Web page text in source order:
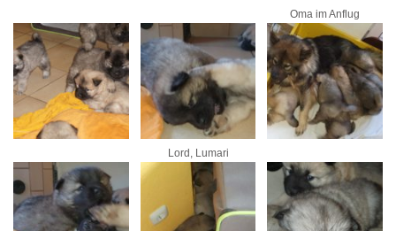
Oma im Anflug
Lord, Lumari